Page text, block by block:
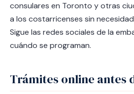
consulares en Toronto y otras
a los costarricenses sin
Sigue las redes sociales de la
cuándo se programan.
Trámites online antes